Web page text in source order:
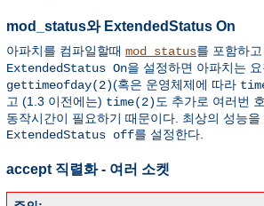
mod_status와 ExtendedStatus On
아파치를 컴파일할때 mod_status를 포함하
ExtendedStatus On을 설정하면 아파치는
gettimeofday(2)(혹은 운영체제에 따라
고 (1.3 이전에는) time(2) 도 추가로 여러번
동작시간이 필요하기 때문이다. 최상의 성능
ExtendedStatus off를 설정한다.
accept 직렬화 - 여러 소켓